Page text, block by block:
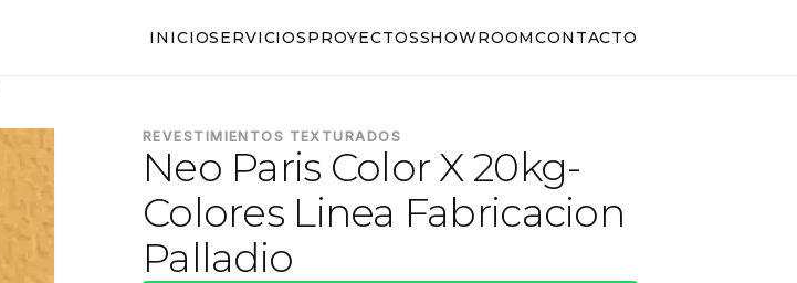
INICIOSERVICIOSPROYECTOSSHOWROOMCONTACTO
REVESTIMIENTOS TEXTURADOS
Neo Paris Color X 20kg-
Colores Linea Fabricacion
Palladio